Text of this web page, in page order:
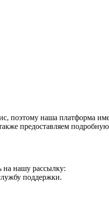
поэтому наша платформа
предоставляем
на нашу рассылку:
поддержки.